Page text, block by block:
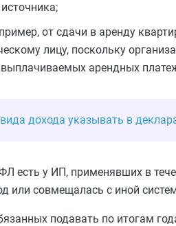
от сдачи в аренду
лицу, поскольку
арендных
дохода указывать в
есть у ИП, применявших в
или совмещалась с иной
подавать по итогам